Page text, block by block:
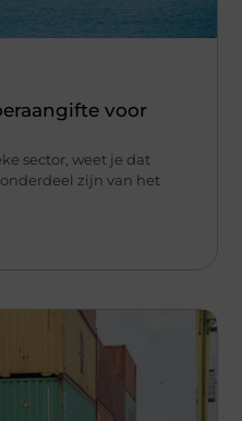
voor
sector, weet je dat
zijn van het